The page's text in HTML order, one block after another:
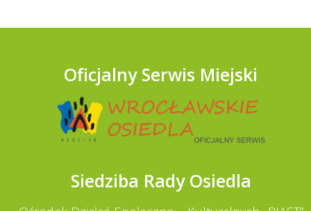
Oficjalny Serwis Miejski
Siedziba Rady Osiedla